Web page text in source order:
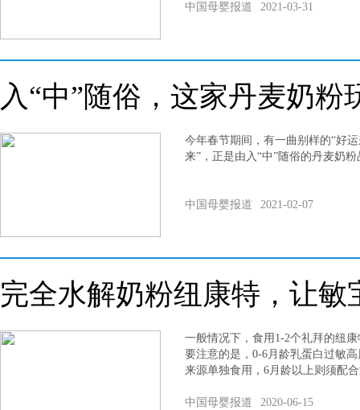
中国母婴报道 2021-03-31
入“中”随俗，这家丹麦奶粉
今年春节期间，有一曲别样的“好
来”，正是由入“中”随俗的丹麦奶
中国母婴报道 2021-02-07
完全水解奶粉纽康特，让
一般情况下，食用1-2个礼拜的纽
要注意的是，0-6月龄乳蛋白过敏
来源单独食用，6月龄以上则须配
中国母婴报道 2020-06-15